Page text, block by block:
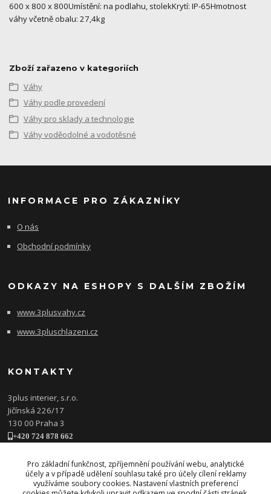
600 x 800 x 800Umístění: na podlahu, stolekKrytí: IP-65Hmotnost
váhy včetně obalu: 27,4kg
Zboží zařazeno v kategoriích
Váhy
Váhy podle provedení
Váhy pro sklady a technologie
Váhy voděodolné a vodotěsné
INFORMACE PRO ZÁKAZNÍKY
O nás
Obchodní podmínky
ODKAZY NA ESHOPY S DALŠÍM ZBOŽÍM
www.3plusvahy.cz
www.3pluschlazeni.cz
KONTAKTY
3plus interier, s.r.o.
Jičínská 226/17
130 00 Praha 3
+420 724 878 662
www.3plusinterier.cz
facebook
Pro základní funkčnost, zpříjemnění používání webu, analytické
účely a v případě udělení souhlasu také pro účely cílení reklamy
využíváme soubory cookies. Nastavení vlastních preferencí